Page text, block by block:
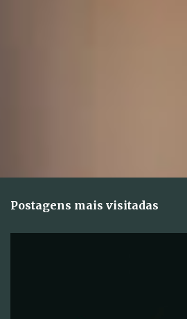
Postagens mais visitadas